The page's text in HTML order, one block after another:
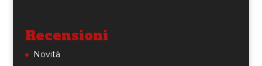
Recensioni
Novità